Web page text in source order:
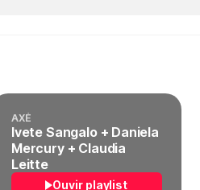
AXÉ
Ivete Sangalo + Daniela
Mercury + Claudia
Leitte
Ouvir playlist